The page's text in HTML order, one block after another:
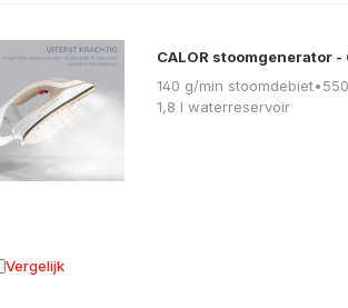
CALOR stoomgenerator -
140 g/min stoomdebiet•
1,8 l waterreservoir
Vergelijk aan vergelijking